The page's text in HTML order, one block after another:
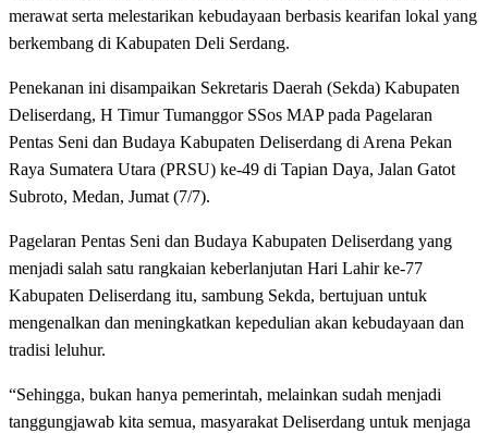
merawat serta melestarikan kebudayaan berbasis kearifan lokal yang
berkembang di Kabupaten Deli Serdang.
Penekanan ini disampaikan Sekretaris Daerah (Sekda) Kabupaten
Deliserdang, H Timur Tumanggor SSos MAP pada Pagelaran
Pentas Seni dan Budaya Kabupaten Deliserdang di Arena Pekan
Raya Sumatera Utara (PRSU) ke-49 di Tapian Daya, Jalan Gatot
Subroto, Medan, Jumat (7/7).
Pagelaran Pentas Seni dan Budaya Kabupaten Deliserdang yang
menjadi salah satu rangkaian keberlanjutan Hari Lahir ke-77
Kabupaten Deliserdang itu, sambung Sekda, bertujuan untuk
mengenalkan dan meningkatkan kepedulian akan kebudayaan dan
tradisi leluhur.
“Sehingga, bukan hanya pemerintah, melainkan sudah menjadi
tanggungjawab kita semua, masyarakat Deliserdang untuk menjaga